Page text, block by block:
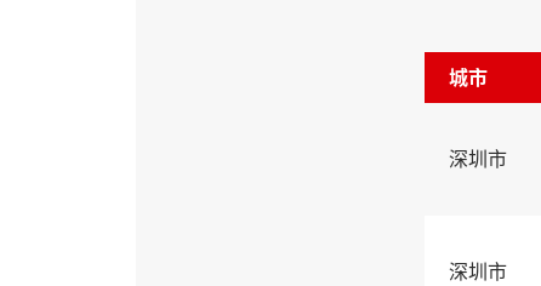
城市
深圳市
深圳市